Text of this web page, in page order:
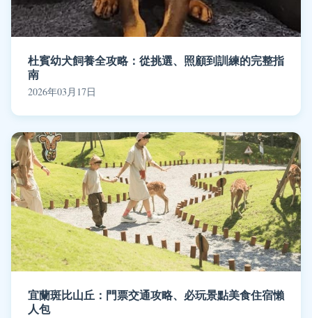
杜賓幼犬飼養全攻略：從挑選、照顧到訓練的完整指
南
2026年03月17日
宜蘭斑比山丘：門票交通攻略、必玩景點美食住宿懶
人包